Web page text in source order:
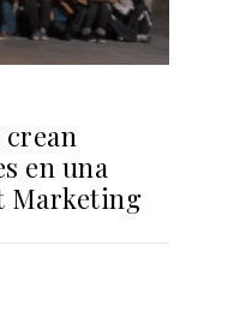
crean
en una
Marketing